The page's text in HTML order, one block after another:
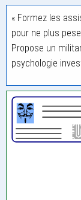
« Formez les
pour ne plus
Propose un
psychologie